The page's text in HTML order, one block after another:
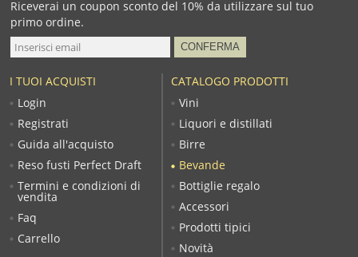
Riceverai un coupon sconto del 10% da utilizzare sul tuo
primo ordine.
CATALOGO PRODOTTI
Vini
Liquori e distillati
Birre
Bevande
Bottiglie regalo
Accessori
Prodotti tipici
Novità
I TUOI ACQUISTI
Login
Registrati
Guida all'acquisto
Reso fusti Perfect Draft
Termini e condizioni di
vendita
Faq
Carrello